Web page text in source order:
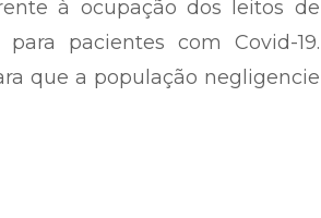
à ocupação dos leitos de
pacientes com Covid-19.
que a população negligencie